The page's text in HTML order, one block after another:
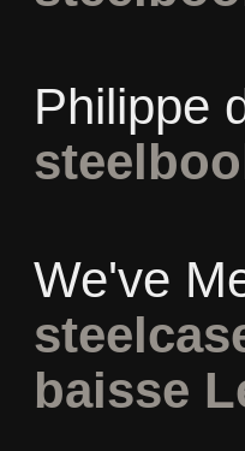
Philippe
We've
baisse